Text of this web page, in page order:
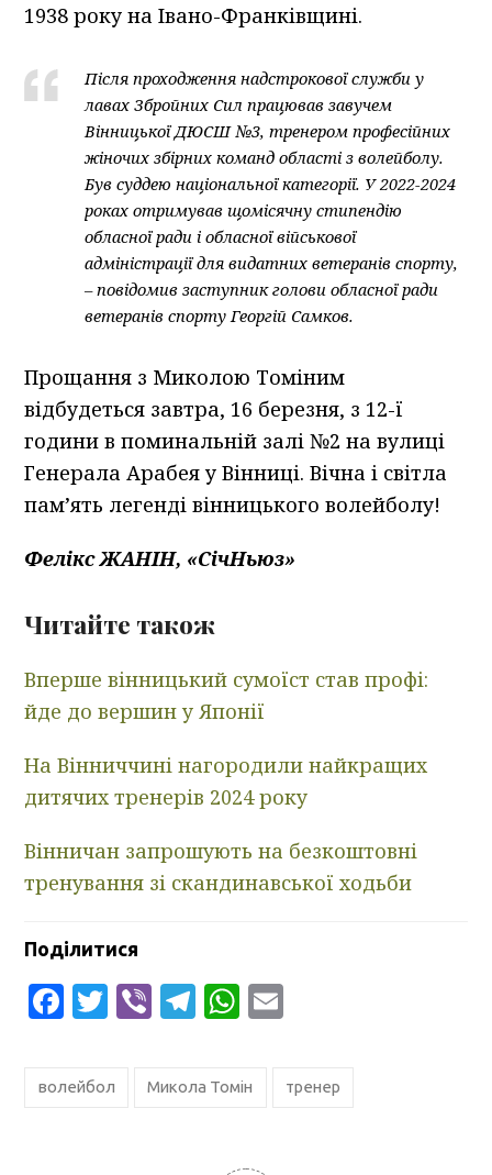
1938 року на Івано-Франківщині.
Після проходження надстрокової служби у
лавах Збройних Сил працював завучем
Вінницької ДЮСШ №3, тренером професійних
жіночих збірних команд області з волейболу.
Був суддею національної категорії. У 2022-2024
роках отримував щомісячну стипендію
обласної ради і обласної військової
адміністрації для видатних ветеранів спорту,
– повідомив заступник голови обласної ради
ветеранів спорту Георгій Самков.
Прощання з Миколою Томіним
відбудеться завтра, 16 березня, з 12-ї
години в поминальній залі №2 на вулиці
Генерала Арабея у Вінниці. Вічна і світла
пам’ять легенді вінницького волейболу!
Фелікс ЖАНІН, «СічНьюз»
Читайте також
Вперше вінницький сумоїст став профі:
йде до вершин у Японії
На Вінниччині нагородили найкращих
дитячих тренерів 2024 року
Вінничан запрошують на безкоштовні
тренування зі скандинавської ходьби
Поділитися
Facebook
Twitter
ViberTelegram
WhatsApp
волейбол Микола Томін тренер